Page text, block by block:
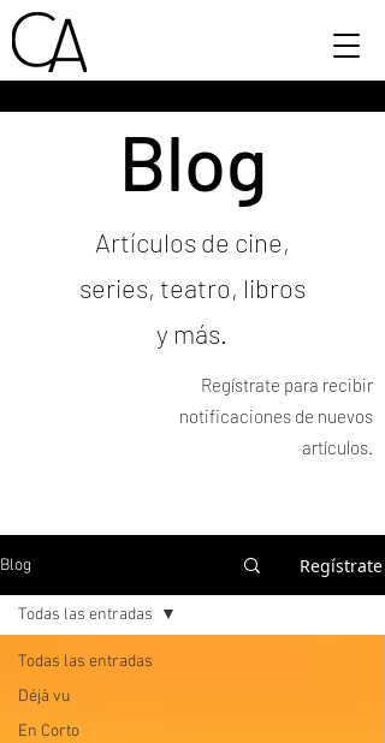
Blog
Artículos de cine,
series, teatro, libros
y más.
Regístrate para recibir
notificaciones de nuevos
artículos.
Blog Regístrate
Todas las entradas
Déjà vu
En Corto
Todas las entradas